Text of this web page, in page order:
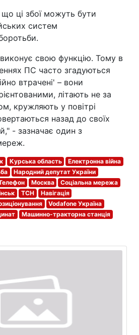
ці збої можуть бути
систем
свою функцію. Тому в
ПС часто згадуються
втрачені' – вони
літають не за
кружляють у повітрі
назад до своїх
- зазначає один з
Курська область
Електронна війна
Народний депутат України
Москва
Соціальна мережа
ТСН
Навігація
Vodafone Україна
Машинно-тракторна станція